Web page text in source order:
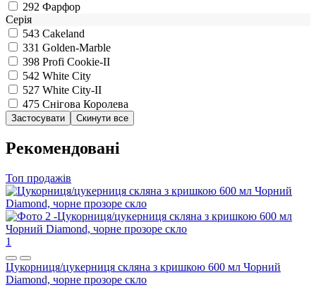
292 Фарфор
Серія
543 Cakeland
331 Golden-Marble
398 Profi Cookie-II
542 White City
527 White City-II
475 Снігова Королева
Рекомендовані
Топ продажів
1
Цукорниця/цукерниця скляна з кришкою 600 мл Чорний
Diamond, чорне прозоре скло